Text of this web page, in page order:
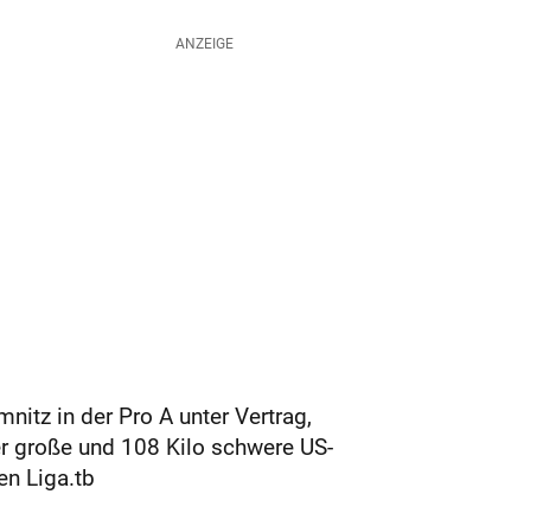
in der Pro A unter Vertrag,
und 108 Kilo schwere US-
Liga.tb